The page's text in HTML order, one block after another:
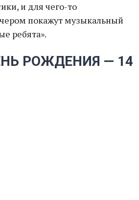
и для чего-то
покажут музыкальный
ребята».
РОЖДЕНИЯ — 14